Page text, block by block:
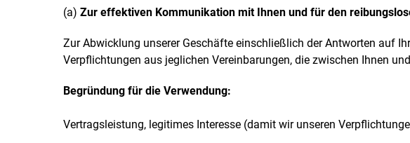
(a) Zur effektiven Kommunikation mit Ihnen und für den
Zur Abwicklung unserer Geschäfte einschließlich der Antworten auf
Verpflichtungen aus jeglichen Vereinbarungen, die zwischen Ihnen
Begründung für die Verwendung:
Vertragsleistung, legitimes Interesse (damit wir unseren